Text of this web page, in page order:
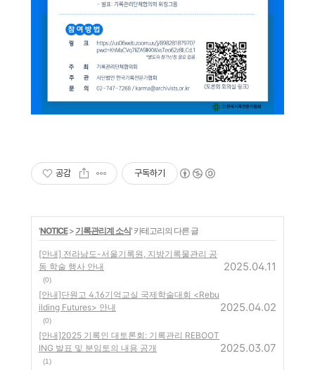
공감 구독하기
'NOTICE> 기록관리계 소식' 카테고리의 다른 글
[안내] 전라남도-서울기록원, 지방기록물관리 공
동 학술 행사 안내
(0)
2025.04.11
[안내]단원고 4.16기억교실 국제학술대회 <Rebu
ilding Futures> 안내
(0)
2025.04.02
[안내]2025 기록인 대토론회: 기록관리 REBOOT
ING 발표 및 분임토의 내용 공개
(1)
2025.03.07